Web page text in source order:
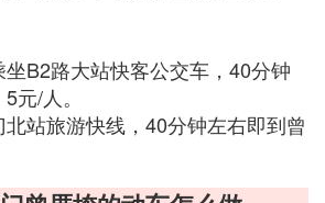
B2路大站快客公交车，40分钟
元/人。
站旅游快线，40分钟左右即到曾